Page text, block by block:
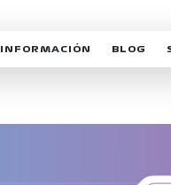
INFORMACIÓN
REFORESTEMOS JUNTOS
BLOG